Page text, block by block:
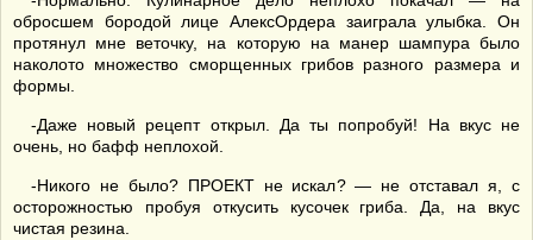
обросшем бородой лице АлексОрдера заиграла улыбка. Он
протянул мне веточку, на которую на манер шампура было
наколото множество сморщенных грибов разного размера и
формы.
-Даже новый рецепт открыл. Да ты попробуй! На вкус не
очень, но бафф неплохой.
-Никого не было? ПРОЕКТ не искал? — не отставал я, с
осторожностью пробуя откусить кусочек гриба. Да, на вкус
чистая резина.